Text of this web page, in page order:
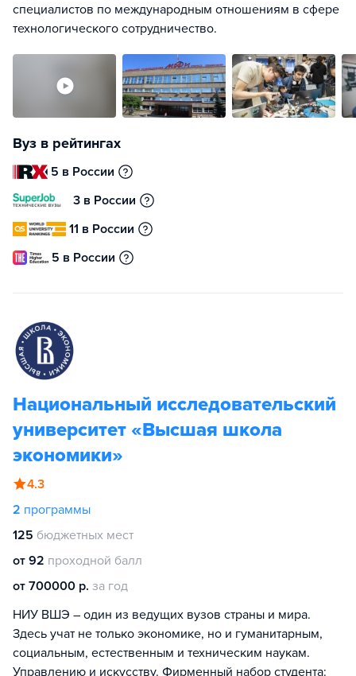
специалистов по международным отношениям в сфере
технологического сотрудничество.
Вуз в рейтингах
5 в России
3 в России
11 в России
5 в России
Национальный исследовательский
университет «Высшая школа
экономики»
4.3
2 программы
125 бюджетных мест
от 92 проходной балл
от 700000 р. за год
НИУ ВШЭ – один из ведущих вузов страны и мира.
Здесь учат не только экономике, но и гуманитарным,
социальным, естественным и техническим наукам.
Управлению и искусству. Фирменный набор студента: